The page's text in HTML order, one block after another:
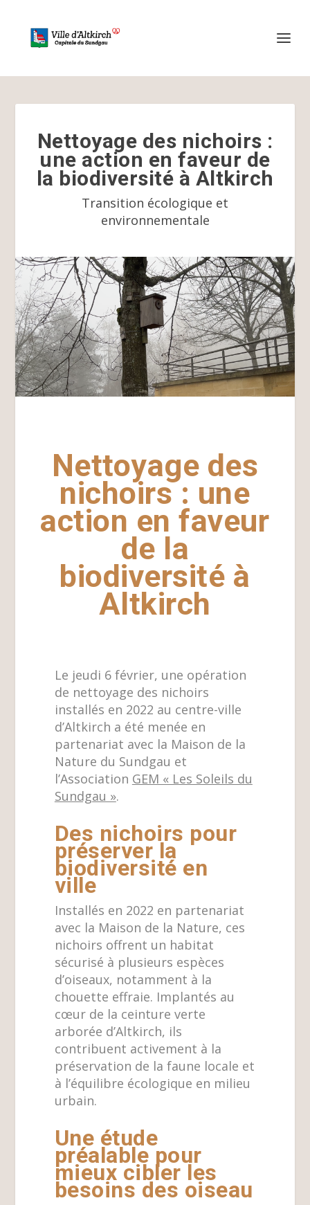
Nettoyage des nichoirs :
une action en faveur de
la biodiversité à Altkirch
Transition écologique et
environnementale
Nettoyage des
nichoirs : une
action en faveur
de la
biodiversité à
Altkirch
Le jeudi 6 février, une opération
de nettoyage des nichoirs
installés en 2022 au centre-ville
d’Altkirch a été menée en
partenariat avec la Maison de la
Nature du Sundgau et
l’Association GEM « Les Soleils du
Sundgau ».
Des nichoirs pour
préserver la
biodiversité en
ville
Installés en 2022 en partenariat
avec la Maison de la Nature, ces
nichoirs offrent un habitat
sécurisé à plusieurs espèces
d’oiseaux, notamment à la
chouette effraie. Implantés au
cœur de la ceinture verte
arborée d’Altkirch, ils
contribuent activement à la
préservation de la faune locale et
à l’équilibre écologique en milieu
urbain.
Une étude
préalable pour
mieux cibler les
besoins des oiseau